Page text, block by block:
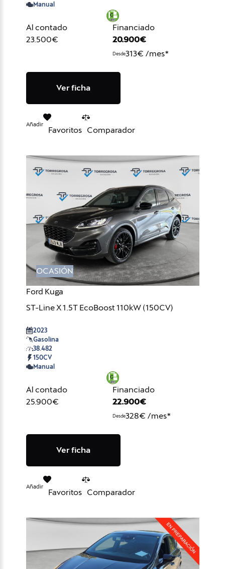
Manual
Al contado
23.500€
Financiado
20.900€
Desde313€ /mes*
Ver ficha
Añadir
Favoritos Comparador
OCASIÓN
Ford Kuga
ST-Line X 1.5T EcoBoost 110kW (150CV)
2023
Gasolina
38.482
150CV
Manual
Al contado
25.900€
Financiado
22.900€
Desde328€ /mes*
Ver ficha
Añadir
Favoritos Comparador